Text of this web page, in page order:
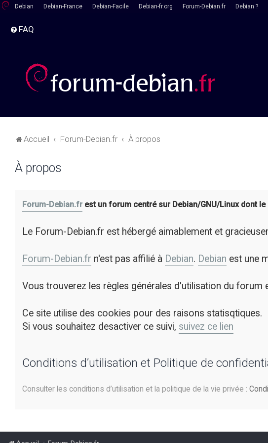
Debian Debian-France Debian-Facile Debian-fr.org Forum-Debian.fr Debian ?
FAQ
Accueil Forum-Debian.fr À propos
À propos
Forum-Debian.fr est un forum centré sur Debian/GNU/Linux dont
Le Forum-Debian.fr est hébergé aimablement et
Forum-Debian.fr n'est pas affilié à Debian. Debian est une
Vous trouverez les règles générales d'utilisation du forum
Ce site utilise des cookies pour des raisons statisqtiques.
Si vous souhaitez desactiver ce suivi, suivez ce lien
Conditions d’utilisation et Politique de
Consulter les conditions d’utilisation et la politique de la vie privée :